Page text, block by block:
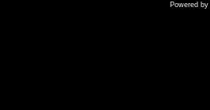
Powered by